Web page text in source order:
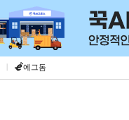
| 에그돔